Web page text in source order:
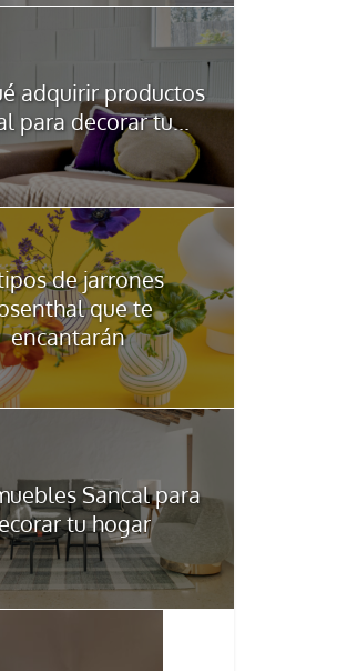
adquirir productos
para decorar tu...
de jarrones
que te
encantarán
Sancal para
tu hogar